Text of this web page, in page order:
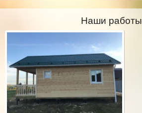
Наши работы